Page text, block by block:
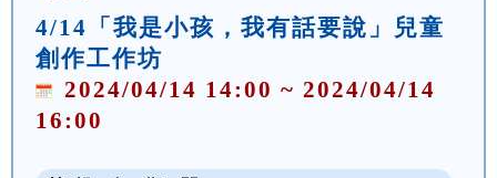
4/14「我是小孩，我有話要說」兒童
創作工作坊
2024/04/14 14:00 ~ 2024/04/14
16:00